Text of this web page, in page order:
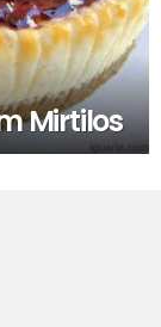
Mirtilos